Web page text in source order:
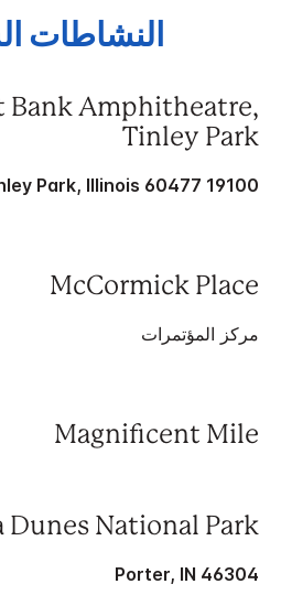
النشاطات
Bank Amphitheatre,
Tinley Park
19100 Ridgeland Ave, Tinley Park, Illinois 60477
McCormick Place
مركز المؤتمرات
Magnificent Mile
Dunes National Park
Porter, IN 46304